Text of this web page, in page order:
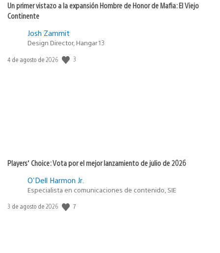
Un primer vistazo a la expansión Hombre de Honor de Mafia: El Viejo
Continente
Josh Zammit
Design Director, Hangar 13
Fecha
4 de agosto de 2026 3
Players’ Choice: Vota por el mejor lanzamiento de julio de 2026
O'Dell Harmon Jr.
Especialista en comunicaciones de contenido, SIE
Fecha
3 de agosto de 2026 7